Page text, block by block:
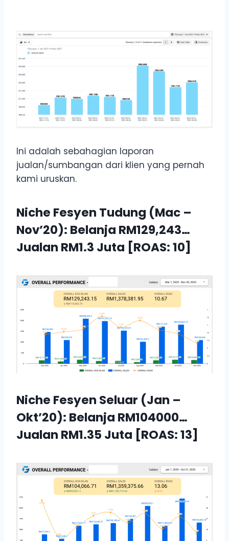
Ini adalah sebahagian laporan
jualan/sumbangan dari klien yang pernah
kami uruskan.
Niche Fesyen Tudung (Mac –
Nov’20): Belanja RM129,243…
Jualan RM1.3 Juta [ROAS: 10]
Niche Fesyen Seluar (Jan –
Okt’20): Belanja RM104000…
Jualan RM1.35 Juta [ROAS: 13]